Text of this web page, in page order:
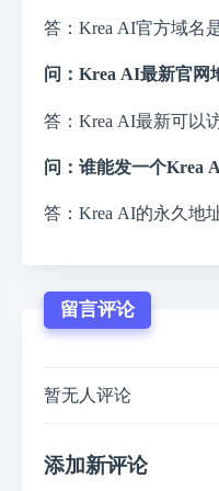
答：Krea AI官方域名
问：Krea AI最新官网
答：Krea AI最新可以
问：谁能发一个Krea
答：Krea AI的永久地
留言评论
暂无人评论
添加新评论